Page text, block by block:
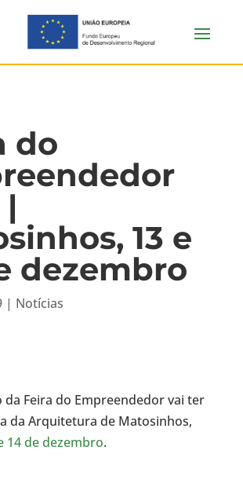
do
13 e
dezembro
| Notícias
da Feira do Empreendedor vai ter
da Arquitetura de Matosinhos,
14 de dezembro.